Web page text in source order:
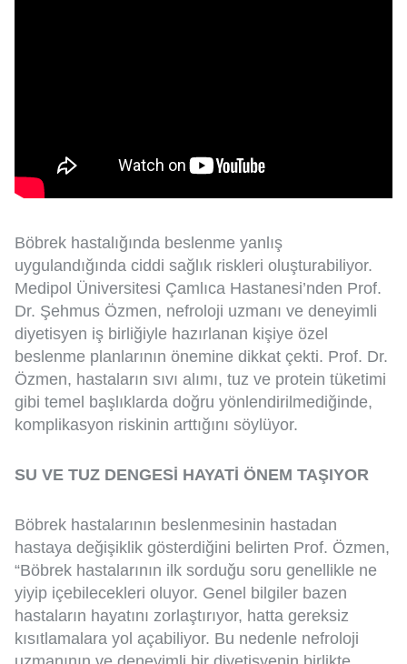
Böbrek hastalığında beslenme yanlış
uygulandığında ciddi sağlık riskleri oluşturabiliyor.
Medipol Üniversitesi Çamlıca Hastanesi’nden Prof.
Dr. Şehmus Özmen, nefroloji uzmanı ve deneyimli
diyetisyen iş birliğiyle hazırlanan kişiye özel
beslenme planlarının önemine dikkat çekti. Prof. Dr.
Özmen, hastaların sıvı alımı, tuz ve protein tüketimi
gibi temel başlıklarda doğru yönlendirilmediğinde,
komplikasyon riskinin arttığını söylüyor.
SU VE TUZ DENGESİ HAYATİ ÖNEM TAŞIYOR
Böbrek hastalarının beslenmesinin hastadan
hastaya değişiklik gösterdiğini belirten Prof. Özmen,
“Böbrek hastalarının ilk sorduğu soru genellikle ne
yiyip içebilecekleri oluyor. Genel bilgiler bazen
hastaların hayatını zorlaştırıyor, hatta gereksiz
kısıtlamalara yol açabiliyor. Bu nedenle nefroloji